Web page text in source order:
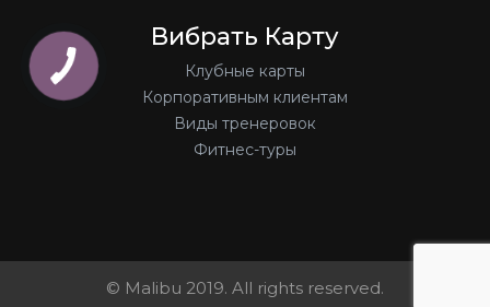
Вибрать Карту
Клубные карты
Корпоративным клиентам
Виды тренеровок
Фитнес-туры
© Malibu 2019. All rights reserved.